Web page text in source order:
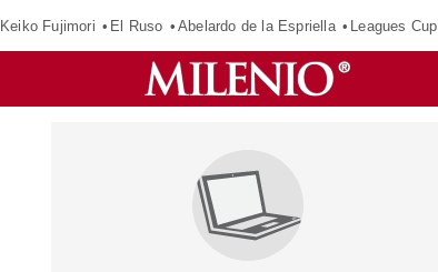
Keiko Fujimori El Ruso Abelardo de la Espriella Leagues Cup